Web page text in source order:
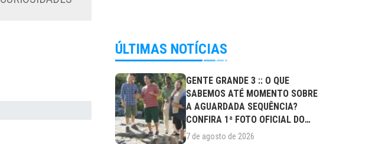
ÚLTIMAS NOTÍCIAS
GENTE GRANDE 3 :: O QUE
SABEMOS ATÉ MOMENTO SOBRE
A AGUARDADA SEQUÊNCIA?
CONFIRA 1ª FOTO OFICIAL DO
ELENCO!
7 de agosto de 2026